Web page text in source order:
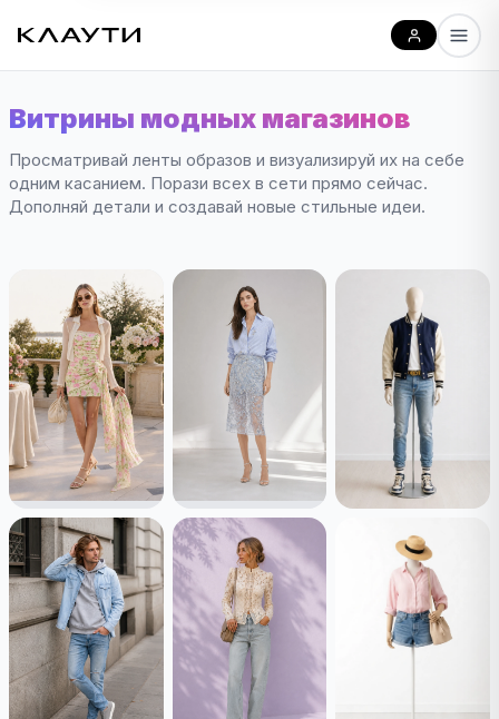
Витрины модных магазинов
Просматривай ленты образов и визуализируй их на себе
одним касанием. Порази всех в сети прямо сейчас.
Дополняй детали и создавай новые стильные идеи.